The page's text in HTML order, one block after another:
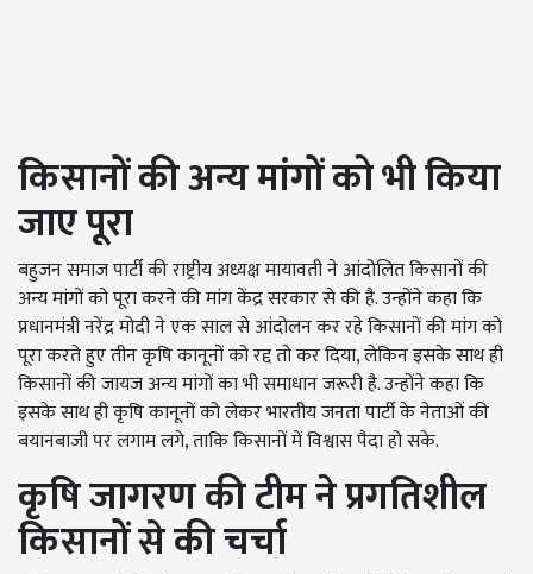
किसानों की अन्य मांगों को भी किया
जाएपूरा
बहुजन समाज पार्टी की राष्ट्रीय अध्यक्ष मायावती ने आंदोलित किसानों की
अन्य मांगों को पूरा करने की मांग केंद्र सरकार से की है. उन्होंने कहा कि
प्रधानमंत्री नरेंद्र मोदी ने एक साल से आंदोलन कर रहे किसानों की मांग को
पूरा करते हुए तीन कृषि कानूनों को रद्द तो कर दिया, लेकिन इसके साथ ही
किसानों की जायज अन्य मांगों का भी समाधान जरूरी है. उन्होंने कहा कि
इसके साथ ही कृषि कानूनों को लेकर भारतीय जनता पार्टी के नेताओं की
बयानबाजी पर लगाम लगे, ताकि किसानों में विश्वास पैदा हो सके.
कृषि जागरण की टीम ने प्रगतिशील
किसानों से की चर्चा